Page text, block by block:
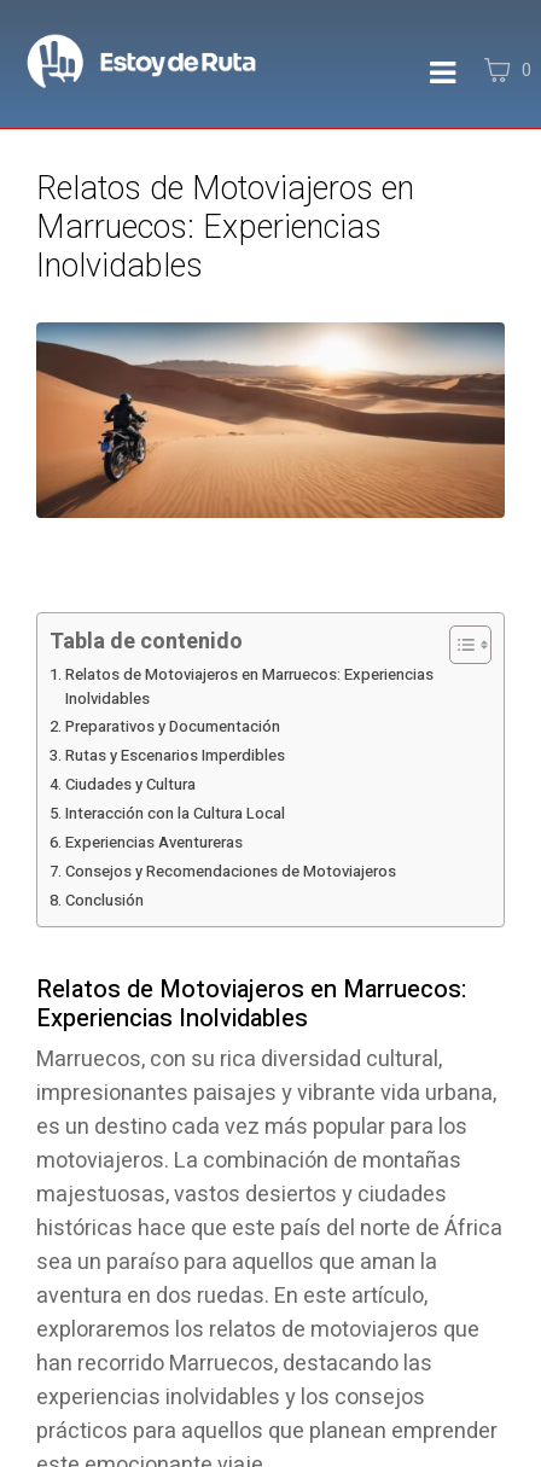
0
Relatos de Motoviajeros en
Marruecos: Experiencias
Inolvidables
Tabla de contenido
Relatos de Motoviajeros en Marruecos: Experiencias
Inolvidables
Preparativos y Documentación
Rutas y Escenarios Imperdibles
Ciudades y Cultura
Interacción con la Cultura Local
Experiencias Aventureras
Consejos y Recomendaciones de Motoviajeros
Conclusión
Relatos de Motoviajeros en Marruecos:
Experiencias Inolvidables
Marruecos, con su rica diversidad cultural,
impresionantes paisajes y vibrante vida urbana,
es un destino cada vez más popular para los
motoviajeros. La combinación de montañas
majestuosas, vastos desiertos y ciudades
históricas hace que este país del norte de África
sea un paraíso para aquellos que aman la
aventura en dos ruedas. En este artículo,
exploraremos los relatos de motoviajeros que
han recorrido Marruecos, destacando las
experiencias inolvidables y los consejos
prácticos para aquellos que planean emprender